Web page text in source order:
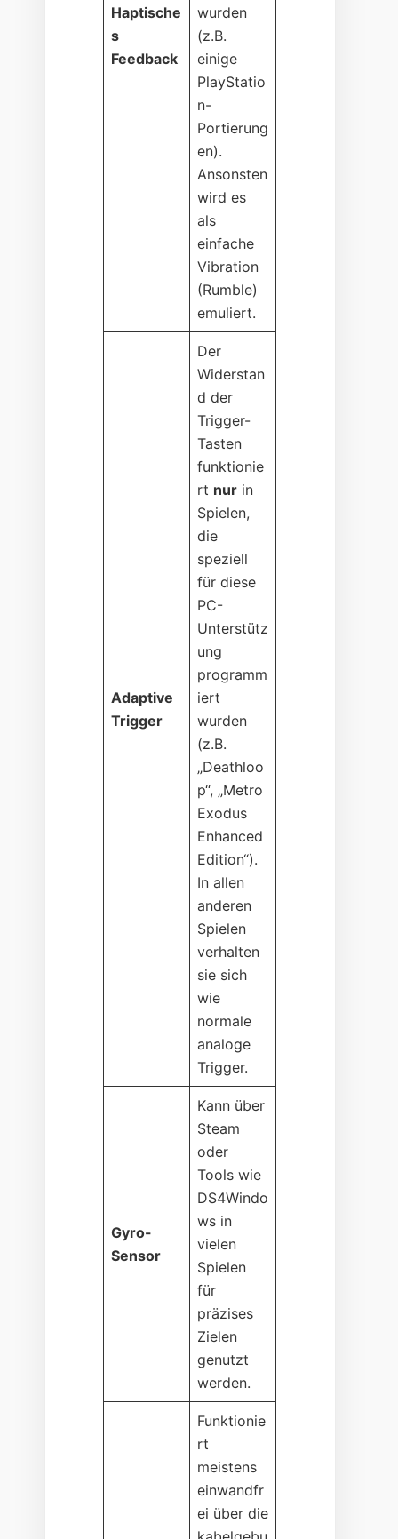
Haptische
s
Feedback
wurden
(z.B.
einige
PlayStatio
n-
Portierung
en).
Ansonsten
wird es
als
einfache
Vibration
(Rumble)
emuliert.
Adaptive
Trigger
Der
Widerstan
d der
Trigger-
Tasten
funktionie
rt nur in
Spielen,
die
speziell
für diese
PC-
Unterstütz
ung
programm
iert
wurden
(z.B.
„Deathloo
p“, „Metro
Exodus
Enhanced
Edition“).
In allen
anderen
Spielen
verhalten
sie sich
wie
normale
analoge
Trigger.
Gyro-
Sensor
Kann über
Steam
oder
Tools wie
DS4Windo
ws in
vielen
Spielen
für
präzises
Zielen
genutzt
werden.
Funktionie
rt
meistens
einwandfr
ei über die